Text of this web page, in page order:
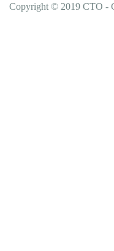
Copyright © 2019 CTO -